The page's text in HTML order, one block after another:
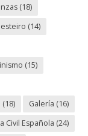
(18)
(14)
(15)
(18) Galería (16)
Civil Española (24)